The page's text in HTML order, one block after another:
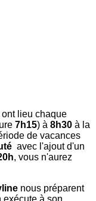
lieu chaque
7h15) à 8h30 à la
de vacances
avec l'ajout d'un
, vous n'aurez
nous préparent